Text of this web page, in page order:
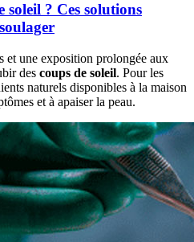
soleil ? Ces solutions
et une exposition prolongée aux
des coups de soleil. Pour les
naturels disponibles à la maison
et à apaiser la peau.